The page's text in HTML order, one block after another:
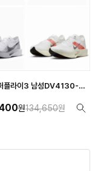
플라이3 남성DV4130-
100/DV4129-001
원134,650원